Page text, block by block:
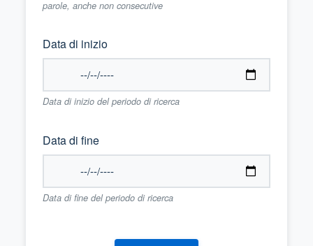
parole, anche non consecutive
Data di inizio
Data di inizio del periodo di ricerca
Data di fine
Data di fine del periodo di ricerca